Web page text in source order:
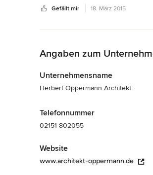
Wir können ihn für hochwertige
Gefällt mir 18. März 2015
Angaben zum
Unternehmensname
Herbert Oppermann Architekt
Telefonnummer
02151 802055
Website
www.architekt-oppermann.de